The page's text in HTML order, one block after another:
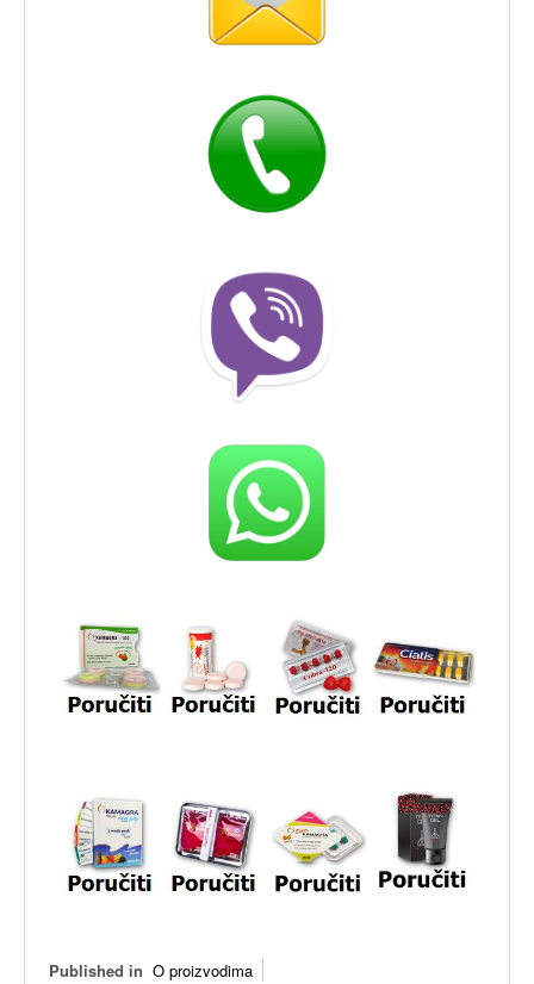
Published in O proizvodima